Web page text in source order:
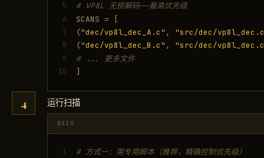
5
# VP8L 无损解码——最高优先级
6 SCANS = [
7 ("dec/vp8l_dec_A.c" , "src/dec/vp8l_dec.c
8 ("dec/vp8l_dec_B.c" , "src/dec/vp8l_dec.c
9 # ... 更多文件
10 ]
运行扫描
BASH
1 # 方式一：用专用脚本（推荐，精确控制优先级）